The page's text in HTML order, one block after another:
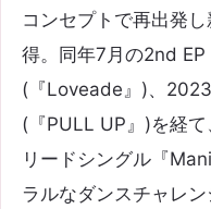
コンセプトで再出発
得。同年7月の2nd EP
(『Loveade』)、2023
(『PULL UP』)を経
リードシングル『
ラルなダンスチャレ